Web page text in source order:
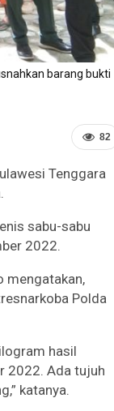
barang bukti
82
Tenggara
sabu-sabu
2022.
mengatakan,
Polda
hasil
2022. Ada tujuh
katanya.